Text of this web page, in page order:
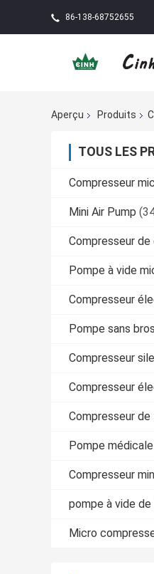
86-138-68752655
Aperçu Produits
TOUS LES
Compresseur
Mini Air Pump
Compresseur de
Pompe à vide
Compresseur
Pompe sans
Compresseur
Compresseur
Compresseur
Pompe
Compresseur
pompe à vide de
Micro